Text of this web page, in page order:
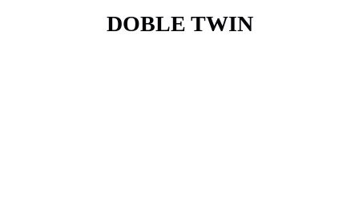
DOBLE TWIN